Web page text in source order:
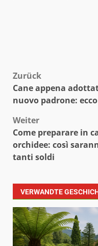
Zurück
Cane appena
nuovo padrone:
Weiter
Come preparare in
orchidee: così
tanti soldi
VERWANDTE